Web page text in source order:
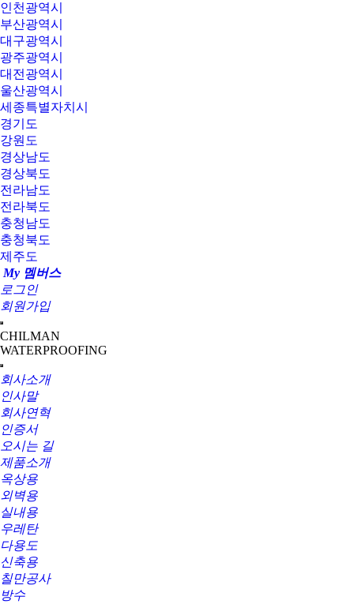
인천광역시
부산광역시
대구광역시
광주광역시
대전광역시
울산광역시
세종특별자치시
경기도
강원도
경상남도
경상북도
전라남도
전라북도
충청남도
충청북도
제주도
My 멤버스
로그인
회원가입
CHILMAN
WATERPROOFING
회사소개
인사말
회사연혁
인증서
오시는 길
제품소개
옥상용
외벽용
실내용
우레탄
다용도
신축용
칠만공사
방수